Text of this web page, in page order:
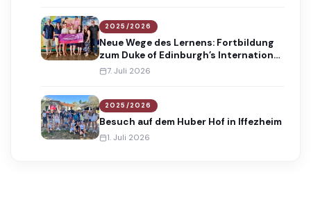
2025/2026
Neue Wege des Lernens: Fortbildung
zum Duke of Edinburgh’s International
Award
7. Juli 2026
2025/2026
Besuch auf dem Huber Hof in Iffezheim
1. Juli 2026